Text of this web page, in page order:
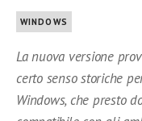
WINDOWS
La nuova versione
certo senso storiche
Windows, che presto